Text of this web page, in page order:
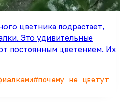
цветника подрастает,
Это удивительные
постоянным цветением. Их
#почему не цветут